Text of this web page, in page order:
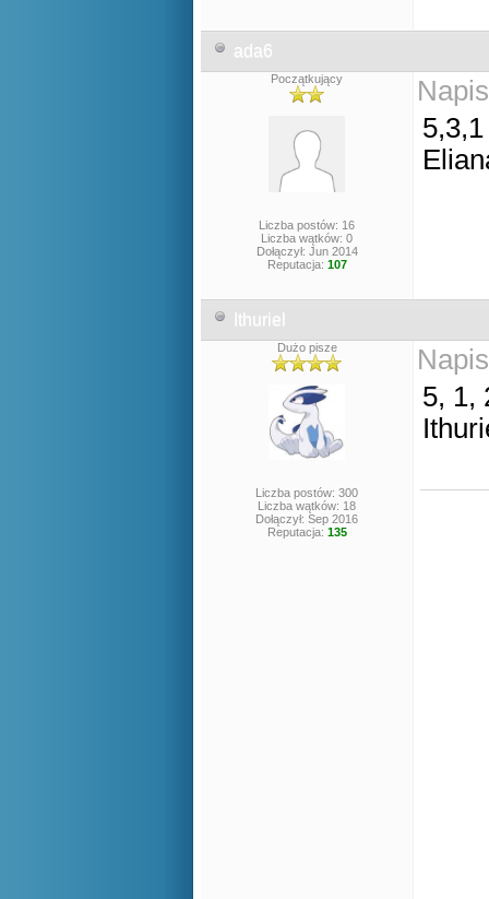
ada6
Początkujący
Liczba postów: 16
Liczba wątków: 0
Dołączył: Jun 2014
Reputacja: 107
5,3,1
Ithuriel
Dużo pisze
Liczba postów: 300
Liczba wątków: 18
Dołączył: Sep 2016
Reputacja: 135
5, 1,